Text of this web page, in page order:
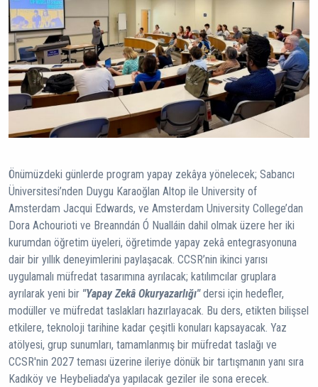
Önümüzdeki günlerde program yapay zekâya yönelecek; Sabancı
Üniversitesi’nden Duygu Karaoğlan Altop ile University of
Amsterdam Jacqui Edwards, ve Amsterdam University College’dan
Dora Achourioti ve Breanndán Ó Nualláin dahil olmak üzere her iki
kurumdan öğretim üyeleri, öğretimde yapay zekâ entegrasyonuna
dair bir yıllık deneyimlerini paylaşacak. CCSR’nin ikinci yarısı
uygulamalı müfredat tasarımına ayrılacak; katılımcılar gruplara
ayrılarak yeni bir "Yapay Zekâ Okuryazarlığı"dersi için hedefler,
modüller ve müfredat taslakları hazırlayacak. Bu ders, etikten bilişsel
etkilere, teknoloji tarihine kadar çeşitli konuları kapsayacak. Yaz
atölyesi, grup sunumları, tamamlanmış bir müfredat taslağı ve
CCSR'nin 2027 teması üzerine ileriye dönük bir tartışmanın yanı sıra
Kadıköy ve Heybeliada'ya yapılacak geziler ile sona erecek.